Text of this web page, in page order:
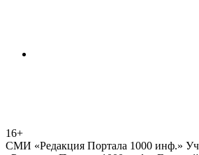
16+
СМИ «Редакция Портала 1000 инф.»